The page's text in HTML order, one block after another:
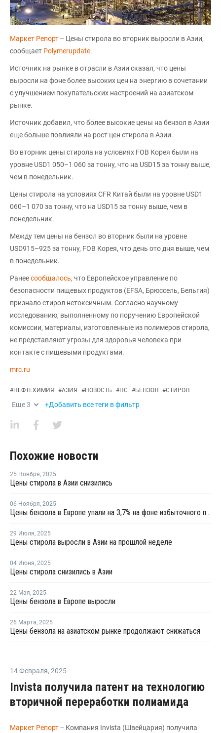
Маркет Репорт-- Цены стирола во вторник выросли в Азии,
сообщает Polymerupdate.
Источник на рынке в отрасли в Азии сказал, что цены
выросли на фоне более высоких цен на энергию в сочетании
с улучшением покупательских настроений на азиатском
рынке.
Источник добавил, что более высокие цены на бензол в Азии
еще больше повлияли на рост цен стирола в Азии.
Во вторник цены стирола на условиях FOB Корея были на
уровне USD1 050–1 060 за тонну, что на USD15 за тонну выше,
чем в понедельник.
Цены стирола на условиях CFR Китай были на уровне USD1
060–1 070 за тонну, что на USD15 за тонну выше, чем в
понедельник.
Между тем цены на бензол во вторник были на уровне
USD915–925 за тонну, FOB Корея, что день ото дня выше, чем
в понедельник.
Ранеесообщалось, что Европейское управление по
безопасности пищевых продуктов (EFSA, Брюссель, Бельгия)
признало стирол нетоксичным. Согласно научному
исследованию, выполненному по поручению Европейской
комиссии, материалы, изготовленные из полимеров стирола,
не представляют угрозы для здоровья человека при
контакте с пищевыми продуктами.
mrc.ru
#НЕФТЕХИМИЯ #АЗИЯ #НОВОСТЬ #ПС #БЕНЗОЛ #СТИРОЛ
Еще3 +Добавить все теги в фильтр
Похожие новости
25 Ноября, 2025
Цены стирола в Азии снизились
06 Ноября, 2025
Цены бензола в Европе упали на 3,7% на фоне избыточного предложения и слабого спроса
29 Июля, 2025
Цены стирола выросли в Азии на прошлой неделе
04 Июня, 2025
Цены стирола снизились в Азии
22 Мая, 2025
Цены бензола в Европе выросли
26 Марта, 2025
Цены бензола на азиатском рынке продолжают снижаться
14 Февраля, 2025
Invista получила патент на технологию
вторичной переработки полиамида
Маркет Репорт-- Компания Invista (Швейцария) получила